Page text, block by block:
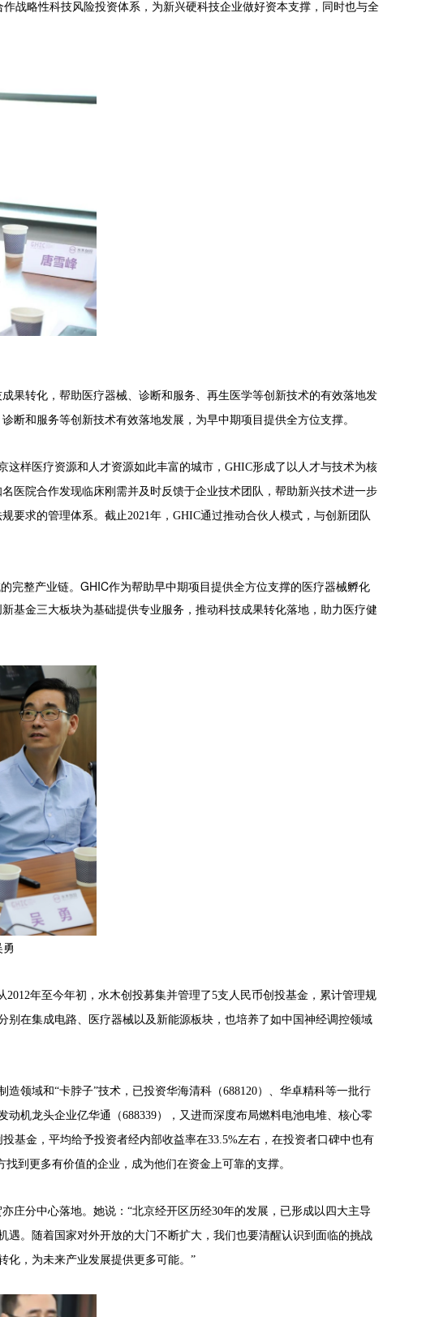
战略性科技风险投资体系，为新兴硬科技企业做好资本支撑，同时也与全
果转化，帮助医疗器械、诊断和服务、再生医学等创新技术的有效落地发
断和服务等创新技术有效落地发展，为早中期项目提供全方位支撑。
样医疗资源和人才资源如此丰富的城市， GHIC形成了以人才与技术为核
医院合作发现临床刚需并及时反馈于企业技术团队，帮助新兴技术进一步
要求的管理体系。 截止2021年，GHIC通过推动合伙人模式，与创新团队
完整产业链。GHIC作为帮助早中期项目提供全方位支撑的医疗器械孵化
基金三大板块为基础提供专业服务，推动科技成果转化落地，助力医疗健
勇
年至今年初，水木创投募集并管理了5支人民币创投基金，累计管理规
在集成电路、医疗器械以及新能源板块，也培养了如中国神经调控领域
造领域和“卡脖子”技术 ，已投资华海清科（688120）、华卓精科等一批行
动机龙头企业亿华通（688339），又进而深度布局燃料电池电堆、核心零
基金，平均给予投资者经内部收益率在33.5%左右，在投资者口碑中也有
到更多有价值的企业，成为他们在资金上可靠的支撑。
庄分中心落地。她说 ：“北京经开区历经30年的发展，已形成以四大主导
遇。随着国家对外开放的大门不断扩大， 我们也要清醒认识到面临的挑战
化，为未来产业发展提供更多可能。”